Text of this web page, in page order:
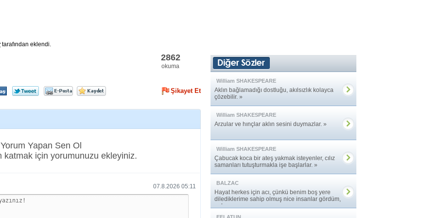
tarafından eklendi.
2862
okuma
Şikayet Et
Yapan Sen Ol
katmak için yorumunuzu ekleyiniz.
07.8.2026 05:11
William SHAKESPEARE
Aklın bağlamadığı dostluğu, akılsızlık kolayca
çözebilir. »
William SHAKESPEARE
Arzular ve hınçlar aklın sesini duymazlar. »
William SHAKESPEARE
Çabucak koca bir ateş yakmak isteyenler, cılız
samanları tutuşturmakla işe başlarlar. »
BALZAC
Hayat herkes için acı, çünkü benim boş yere
dilediklerime sahip olmuş nice insanlar gördüm,
onlar ... »